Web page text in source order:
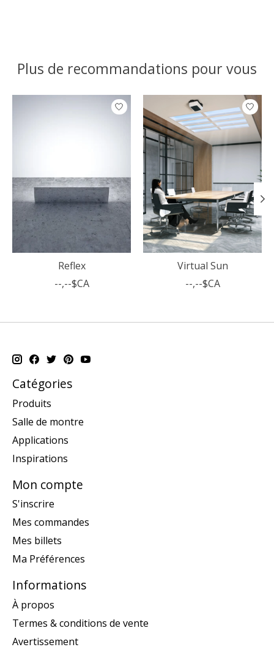
Plus de recommandations pour vous
Articles du carrousel de produits
Reflex
--,--$CA
Virtual Sun
--,--$CA
Catégories
Produits
Salle de montre
Applications
Inspirations
Mon compte
S'inscrire
Mes commandes
Mes billets
Ma Préférences
Informations
À propos
Termes & conditions de vente
Avertissement